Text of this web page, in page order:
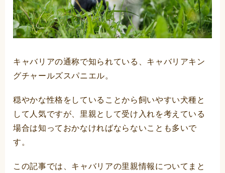
キャバリアの通称で知られている、キャバリアキン
グチャールズスパニエル。
穏やかな性格をしていることから飼いやすい犬種と
して人気ですが、里親として受け入れを考えている
場合は知っておかなければならないことも多いで
す。
この記事では、キャバリアの里親情報についてまと